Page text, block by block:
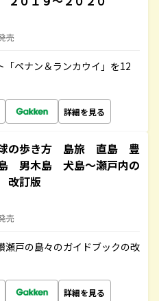
売
ペナン＆ランカウイ」を12
詳細を見る
の歩き方 島旅 直島 豊
男木島 犬島～瀬戸内の
改訂版
売
瀬戸の島々のガイドブックの改
詳細を見る